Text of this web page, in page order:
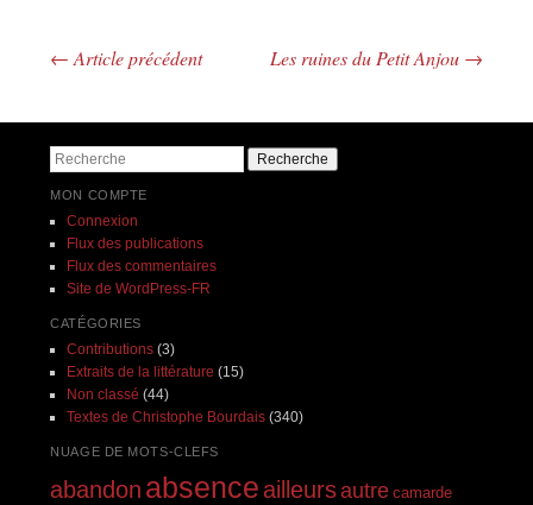
Navigation des articles
←Article précédent Les ruines du Petit Anjou →
Recherche
MON COMPTE
Connexion
Flux des publications
Flux des commentaires
Site de WordPress-FR
CATÉGORIES
Contributions(3)
Extraits de la littérature (15)
Non classé (44)
Textes de Christophe Bourdais(340)
NUAGE DE MOTS-CLEFS
abandon absence ailleursautre camarde